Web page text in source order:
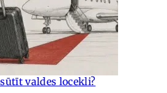
valdes locekli?